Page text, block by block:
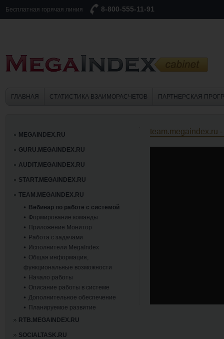
Бесплатная горячая линия 8-800-555-11-91
ГЛАВНАЯ СТАТИСТИКА ВЗАИМОРАСЧЕТОВ ПАРТНЕРСКАЯ
MEGAINDEX.RU
GURU.MEGAINDEX.RU
AUDIT.MEGAINDEX.RU
START.MEGAINDEX.RU
TEAM.MEGAINDEX.RU
Вебинар по работе с системой
Формирование команды
Приложение Монитор
Работа с задачами
Исполнители MegaIndex
Общая информация,
функциональные возможности
Начало работы
Описание работы в системе
Дополнительное обеспечение
Планируемое развитие
RTB.MEGAINDEX.RU
SOCIALTASK.RU
team.megaindex.ru